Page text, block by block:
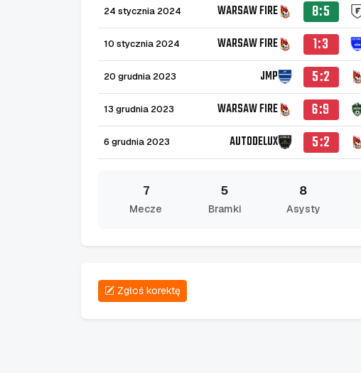
24 stycznia 2024 WARSAW FIRE 8:5
10 stycznia 2024 WARSAW FIRE 1:3
20 grudnia 2023 JMP 5:2
13 grudnia 2023 WARSAW FIRE 6:9
6 grudnia 2023 AUTODELUX 5:2
7
Mecze
5
Bramki
8
Asysty
Zgłoś korektę